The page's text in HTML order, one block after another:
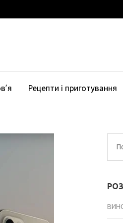
Рецепти і приготування